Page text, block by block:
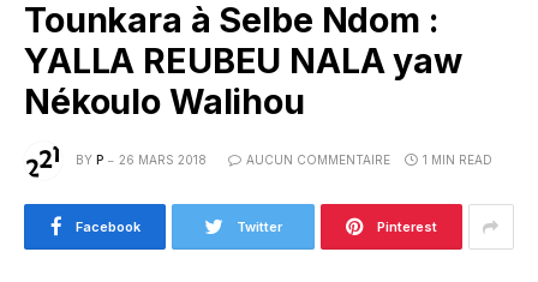
Tounkara à Selbe Ndom :
YALLA REUBEU NALA yaw
Nékoulo Walihou
BY P 26 MARS 2018 AUCUN COMMENTAIRE 1 MIN READ
Facebook Twitter Pinterest